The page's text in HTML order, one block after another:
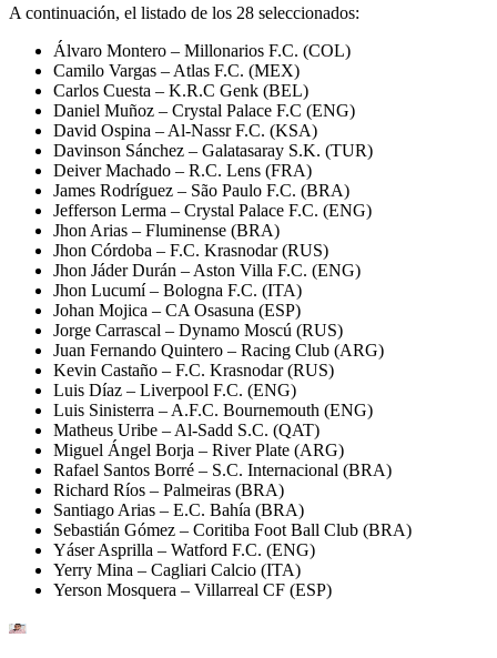
A continuación, el listado de los 28 seleccionados:
Álvaro Montero – Millonarios F.C. (COL)
Camilo Vargas – Atlas F.C. (MEX)
Carlos Cuesta – K.R.C Genk (BEL)
Daniel Muñoz – Crystal Palace F.C (ENG)
David Ospina – Al-Nassr F.C. (KSA)
Davinson Sánchez – Galatasaray S.K. (TUR)
Deiver Machado – R.C. Lens (FRA)
James Rodríguez – São Paulo F.C. (BRA)
Jefferson Lerma – Crystal Palace F.C. (ENG)
Jhon Arias – Fluminense (BRA)
Jhon Córdoba – F.C. Krasnodar (RUS)
Jhon Jáder Durán – Aston Villa F.C. (ENG)
Jhon Lucumí – Bologna F.C. (ITA)
Johan Mojica – CA Osasuna (ESP)
Jorge Carrascal – Dynamo Moscú (RUS)
Juan Fernando Quintero – Racing Club (ARG)
Kevin Castaño – F.C. Krasnodar (RUS)
Luis Díaz – Liverpool F.C. (ENG)
Luis Sinisterra – A.F.C. Bournemouth (ENG)
Matheus Uribe – Al-Sadd S.C. (QAT)
Miguel Ángel Borja – River Plate (ARG)
Rafael Santos Borré – S.C. Internacional (BRA)
Richard Ríos – Palmeiras (BRA)
Santiago Arias – E.C. Bahía (BRA)
Sebastián Gómez – Coritiba Foot Ball Club (BRA)
Yáser Asprilla – Watford F.C. (ENG)
Yerry Mina – Cagliari Calcio (ITA)
Yerson Mosquera – Villarreal CF (ESP)